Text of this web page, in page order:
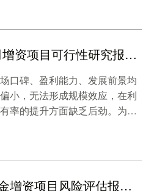
质先进性、设备先进性、历史
年来大中型能源勘察项目垂直
某冶金集团向子公司增资项目可行性研究报告案例
口碑、盈利能力、发展前景均
小，无法形成规模效应，在利
率的提升方面缺乏后劲。为进
将铝箔产能由**万吨/年提升至*
某能源集团股权+现金增资项目风险评估报告案例